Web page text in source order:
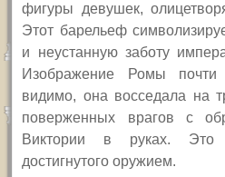
фигуры девушек,
Этот барельеф
и неустанную заботу
Изображение Ромы
видимо, она восседала на
поверженных врагов с
Виктории в руках.
достигнутого оружием.